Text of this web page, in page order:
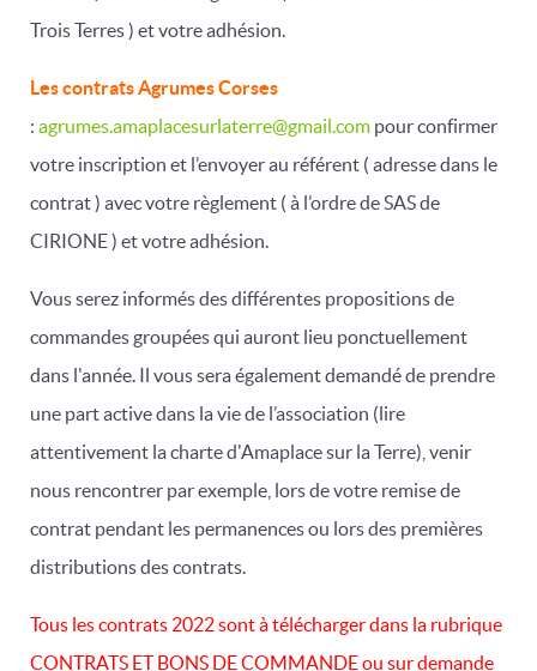
Trois Terres ) et votre adhésion.
Les contrats Agrumes Corses
: agrumes.amaplacesurlaterre@gmail.com pour confirmer
votre inscription et l’envoyer au référent ( adresse dans le
contrat ) avec votre règlement ( à l’ordre de SAS de
CIRIONE ) et votre adhésion.
Vous serez informés des différentes propositions de
commandes groupées qui auront lieu ponctuellement
dans l'année. Il vous sera également demandé de prendre
une part active dans la vie de l’association (lire
attentivement la charte d'Amaplace sur la Terre), venir
nous rencontrer par exemple, lors de votre remise de
contrat pendant les permanences ou lors des premières
distributions des contrats.
Tous les contrats 2022 sont à télécharger dans la rubrique
CONTRATS ET BONS DE COMMANDE ou sur demande